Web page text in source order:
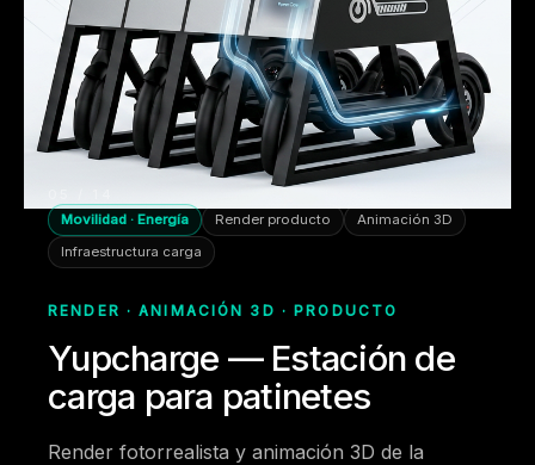
Movilidad · Energía
Render producto
Animación 3D
Infraestructura carga
RENDER · ANIMACIÓN 3D · PRODUCTO
Yupcharge — Estación de
carga para patinetes
Render fotorrealista y animación 3D de la